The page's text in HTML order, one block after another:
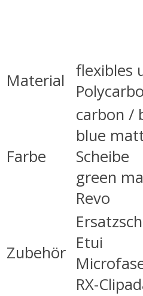
Material flexibles
Farbe
carbon /
blue
Scheibe
green
Revo
Zubehör Etui
RX-